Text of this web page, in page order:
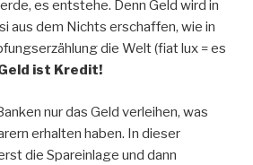
es entstehe. Denn Geld wird in
aus dem Nichts erschaffen, wie in
die Welt (fiat lux = es
ist Kredit!
nur das Geld verleihen, was
erhalten haben. In dieser
die Spareinlage und dann